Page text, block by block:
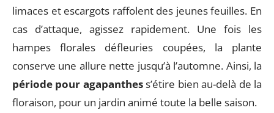
limaces et escargots raffolent des jeunes feuilles. En
cas d’attaque, agissez rapidement. Une fois les
hampes florales défleuries coupées, la plante
conserve une allure nette jusqu’à l’automne. Ainsi, la
période pour agapanthess’étire bien au-delà de la
floraison, pour un jardin animé toute la belle saison.